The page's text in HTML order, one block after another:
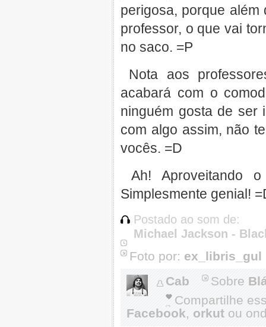
perigosa, porque
professor, o que vai
no saco. =P
Nota aos
acabará com o
ninguém gosta de ser
com algo assim, não
vocês. =D
Ah! Aproveitando
Simplesmente genial!
Postado ao som de:
Michael Jackson -
Foto por: ex_libris_gul
Cab
Sobre
Compartilhe
Facebook, orkut ou